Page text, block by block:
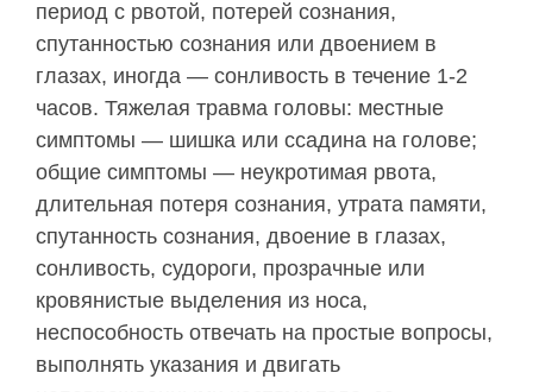
период с рвотой, потерей сознания,
спутанностью сознания или двоением в
глазах, иногда — сонливость в течение 1-2
часов. Тяжелая травма головы: местные
симптомы — шишка или ссадина на голове;
общие симптомы — неукротимая рвота,
длительная потеря сознания, утрата памяти,
спутанность сознания, двоение в глазах,
сонливость, судороги, прозрачные или
кровянистые выделения из носа,
неспособность отвечать на простые вопросы,
выполнять указания и двигать